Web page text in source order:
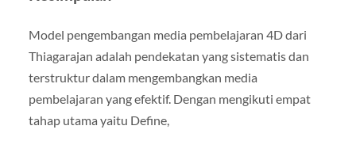
Model pengembangan media pembelajaran 4D dari
Thiagarajan adalah pendekatan yang sistematis dan
terstruktur dalam mengembangkan media
pembelajaran yang efektif. Dengan mengikuti empat
tahap utama yaitu Define,